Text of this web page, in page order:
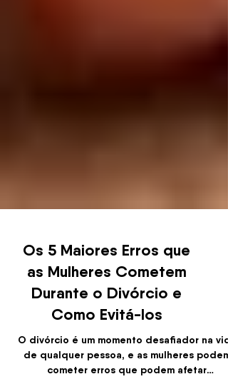
Os 5 Maiores Erros que
as Mulheres Cometem
Durante o Divórcio e
Como Evitá-los